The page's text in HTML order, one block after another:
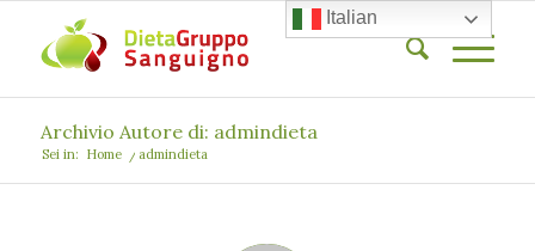
Archivio Autore di: admindieta
Sei in: Home / admindieta
Italian